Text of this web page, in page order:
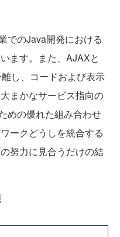
でのJava開発における
ます。また、AJAXと
し、コードおよび表示
まかなサービス指向の
めの優れた組み合わせ
ークどうしを統合する
努力に見合うだけの結